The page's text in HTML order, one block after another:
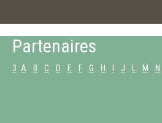
Partenaires
3 A B C D E F G H J M N